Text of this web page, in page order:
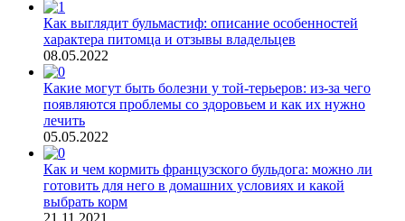
Как выглядит бульмастиф: описание особенностей
характера питомца и отзывы владельцев
08.05.2022
Какие могут быть болезни у той-терьеров: из-за чего
появляются проблемы со здоровьем и как их нужно
лечить
05.05.2022
Как и чем кормить французского бульдога: можно ли
готовить для него в домашних условиях и какой
выбрать корм